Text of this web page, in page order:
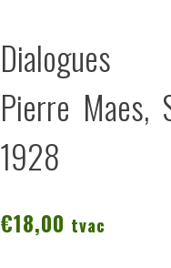
Dialogues
Pierre Maes,
1928
€18,00 tvac